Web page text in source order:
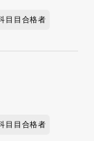
目目合格者
目目合格者